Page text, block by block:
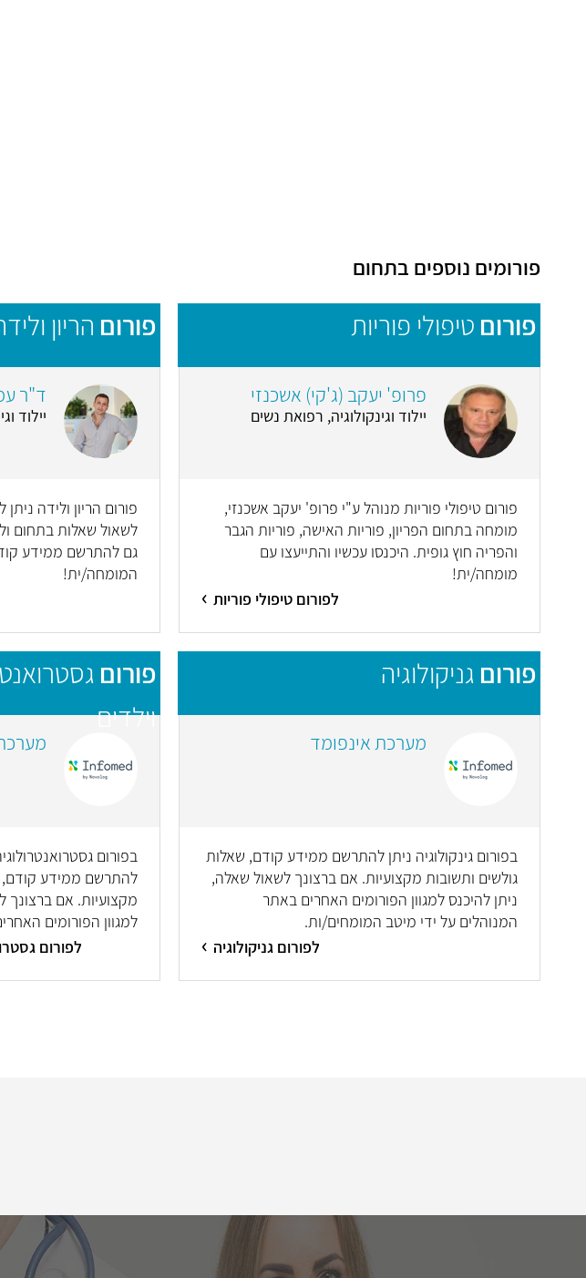
פורומים נוספים בתחום
פורום טיפולי פוריות
פרופ' יעקב (ג'קי) אשכנזי
יילוד וגינקולוגיה, רפואת נשים
פורום טיפולי פוריות מנוהל ע"י פרופ' יעקב אשכנזי,
מומחה בתחום הפריון, פוריות האישה, פוריות הגבר
והפריה חוץ גופית. היכנסו עכשיו והתייעצו עם
מומחה/ית!
לפורום טיפולי פוריות
פורום הריון
ד"ר
יילוד
פורום הריון ולידה
לשאול שאלות בתחום
גם להתרשם ממידע
המומחה/ית!
פורום גניקולוגיה
מערכת אינפומד
בפורום גינקולוגיה ניתן להתרשם ממידע קודם, שאלות
גולשים ותשובות מקצועיות. אם ברצונך לשאול שאלה,
ניתן להיכנס למגוון הפורומים האחרים באתר
המנוהלים על ידי מיטב המומחים/ות.
לפורום גניקולוגיה
פורום
וילדים
בפורום
להתרשם ממידע קודם,
מקצועיות. אם ברצונך
למגוון הפורומים
מיטב המומחים/ות.
לפורום